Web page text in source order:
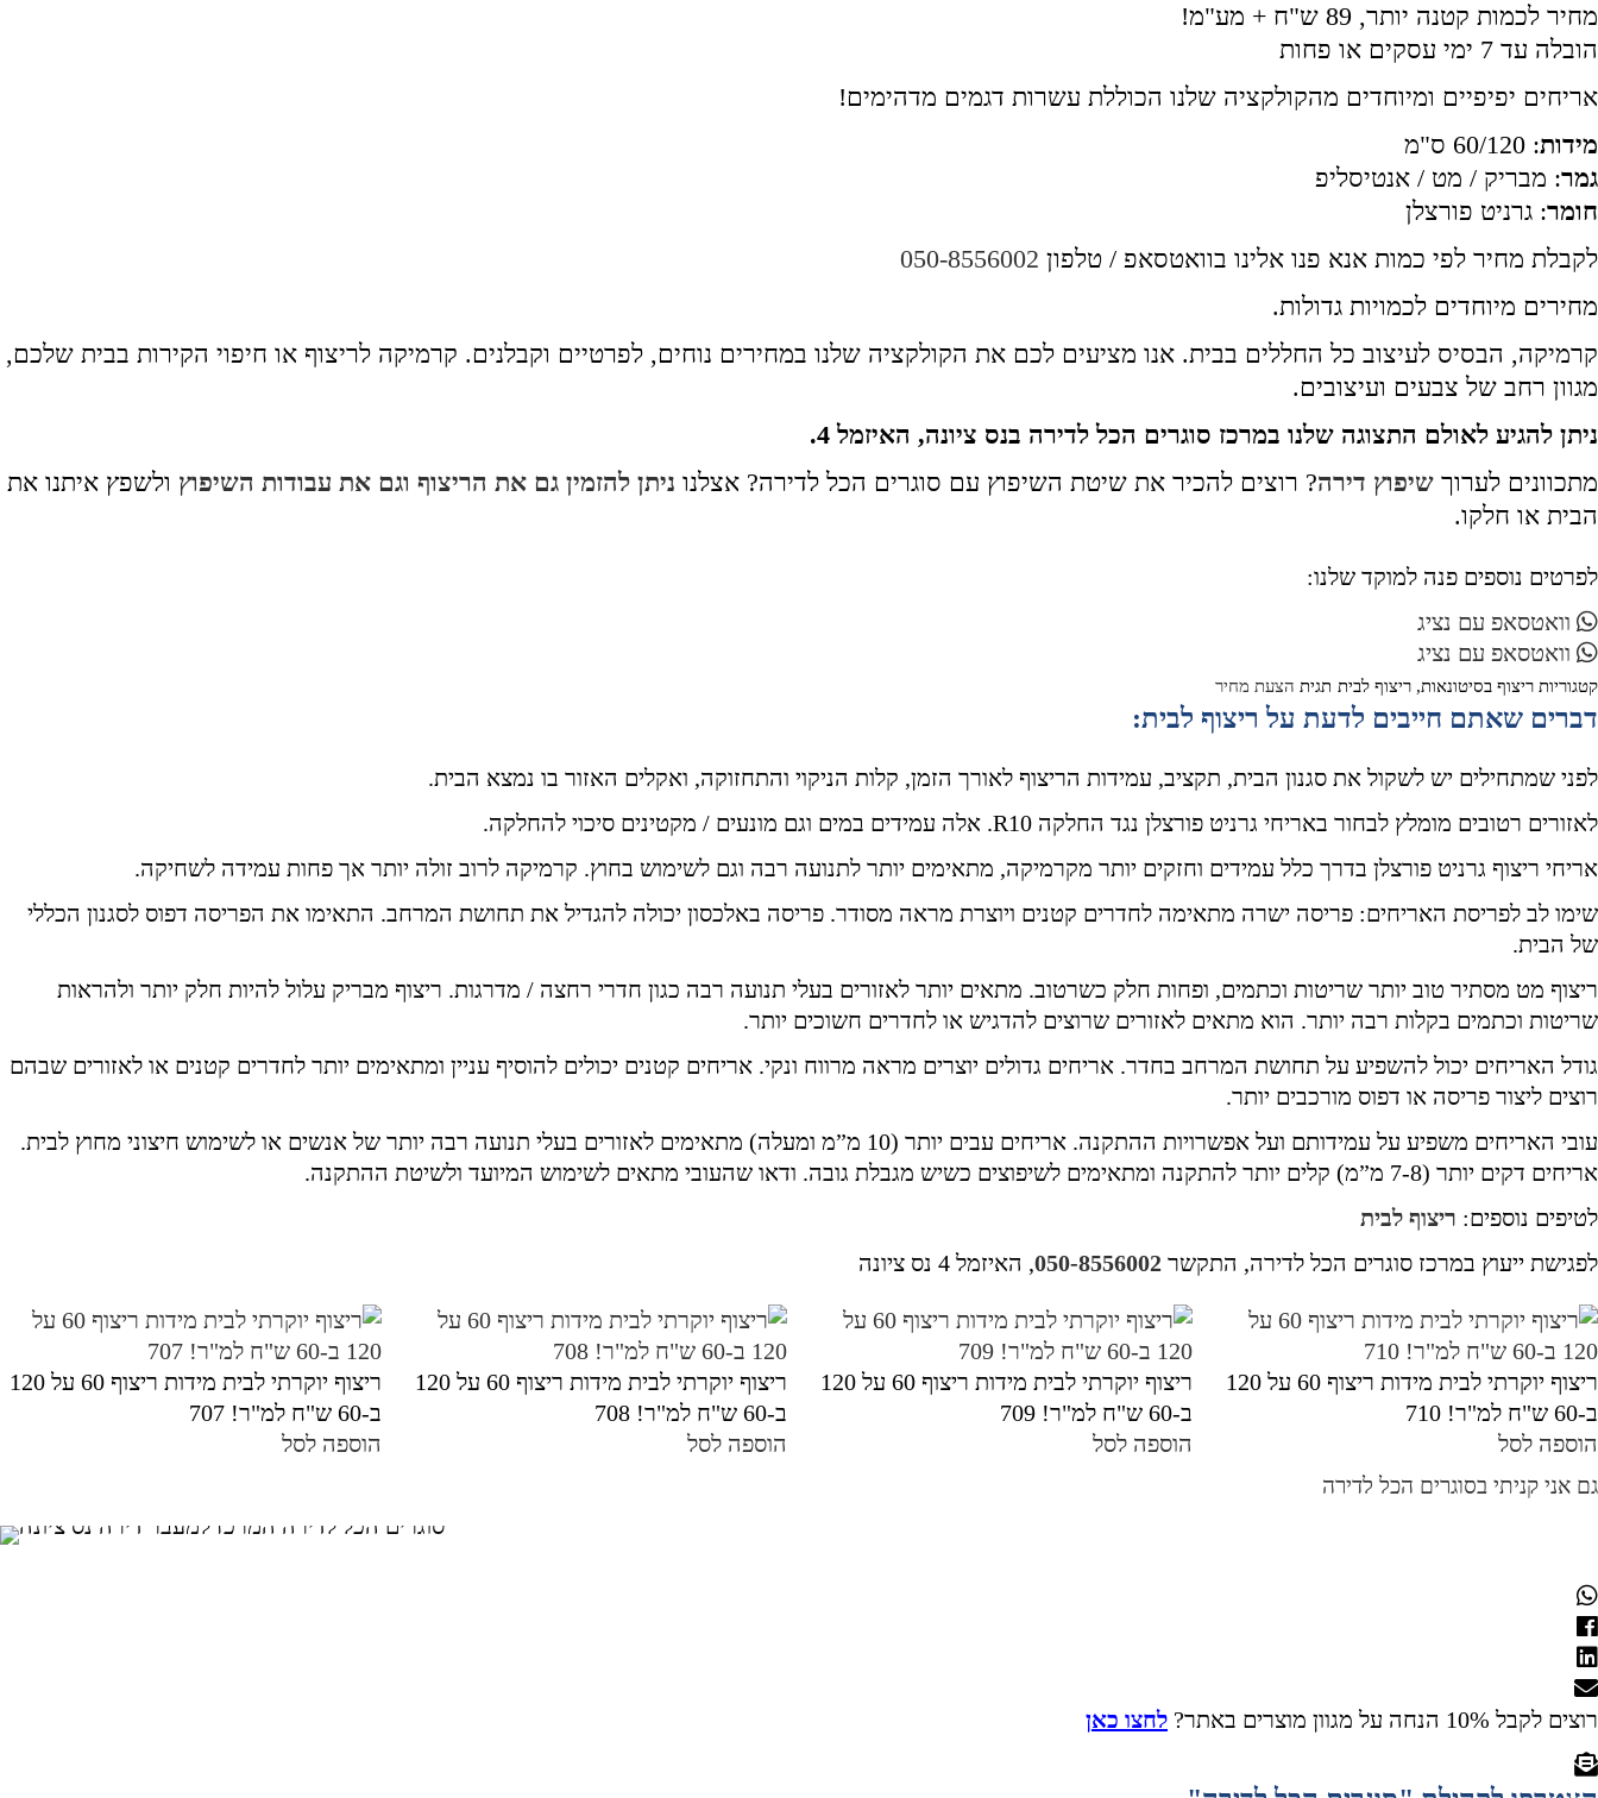
מחיר לכמות קטנה יותר, 89 ש"ח + מע"מ!
הובלה עד 7 ימי עסקים או פחות
אריחים יפיפיים ומיוחדים מהקולקציה שלנו הכוללת עשרות דגמים מדהימים!
מידות: 60/120 ס"מ
גמר: מבריק / מט / אנטיסליפ
חומר: גרניט פורצלן
לקבלת מחיר לפי כמות אנא פנו אלינו בוואטסאפ / טלפון 050-8556002
מחירים מיוחדים לכמויות גדולות.
קרמיקה, הבסיס לעיצוב כל החללים בבית. אנו מציעים לכם את הקולקציה שלנו במחירים נוחים, לפרטיים וקבלנים. קרמיקה לריצוף או חיפוי הקירות בבית שלכם,
מגוון רחב של צבעים ועיצובים.
ניתן להגיע לאולם התצוגה שלנו במרכז סוגרים הכל לדירה בנס ציונה, האיזמל 4.
מתכוונים לערוך שיפוץ דירה? רוצים להכיר את שיטת השיפוץ עם סוגרים הכל לדירה? אצלנו ניתן להזמין גם את הריצוף וגם את עבודות השיפוץ ולשפץ איתנו את
הבית או חלקו.
לפרטים נוספים פנה למוקד שלנו:
וואטסאפ עם נציג
וואטסאפ עם נציג
קטגוריות ריצוף בסיטונאות, ריצוף לבית תגית הצעת מחיר
דברים שאתם חייבים לדעת על ריצוף לבית:
לפני שמתחילים יש לשקול את סגנון הבית, תקציב, עמידות הריצוף לאורך הזמן, קלות הניקוי והתחזוקה, ואקלים האזור בו נמצא הבית.
לאזורים רטובים מומלץ לבחור באריחי גרניט פורצלן נגד החלקה R10. אלה עמידים במים וגם מונעים / מקטינים סיכוי להחלקה.
אריחי ריצוף גרניט פורצלן בדרך כלל עמידים וחזקים יותר מקרמיקה, מתאימים יותר לתנועה רבה וגם לשימוש בחוץ. קרמיקה לרוב זולה יותר אך פחות עמידה לשחיקה.
שימו לב לפריסת האריחים: פריסה ישרה מתאימה לחדרים קטנים ויוצרת מראה מסודר. פריסה באלכסון יכולה להגדיל את תחושת המרחב. התאימו את הפריסה דפוס לסגנון הכללי
של הבית.
ריצוף מט מסתיר טוב יותר שריטות וכתמים, ופחות חלק כשרטוב. מתאים יותר לאזורים בעלי תנועה רבה כגון חדרי רחצה / מדרגות. ריצוף מבריק עלול להיות חלק יותר ולהראות
שריטות וכתמים בקלות רבה יותר. הוא מתאים לאזורים שרוצים להדגיש או לחדרים חשוכים יותר.
גודל האריחים יכול להשפיע על תחושת המרחב בחדר. אריחים גדולים יוצרים מראה מרווח ונקי. אריחים קטנים יכולים להוסיף עניין ומתאימים יותר לחדרים קטנים או לאזורים שבהם
רוצים ליצור פריסה או דפוס מורכבים יותר.
עובי האריחים משפיע על עמידותם ועל אפשרויות ההתקנה. אריחים עבים יותר (10 מ”מ ומעלה) מתאימים לאזורים בעלי תנועה רבה יותר של אנשים או לשימוש חיצוני מחוץ לבית.
אריחים דקים יותר (7-8 מ”מ) קלים יותר להתקנה ומתאימים לשיפוצים כשיש מגבלת גובה. ודאו שהעובי מתאים לשימוש המיועד ולשיטת ההתקנה.
לטיפים נוספים: ריצוף לבית
לפגישת ייעוץ במרכז סוגרים הכל לדירה, התקשר 050-8556002, האיזמל 4 נס ציונה
ריצוף יוקרתי לבית מידות ריצוף 60 על 120
ב-60 ש"ח למ"ר! 710
הוספה לסל
ריצוף יוקרתי לבית מידות ריצוף 60 על 120
ב-60 ש"ח למ"ר! 709
הוספה לסל
ריצוף יוקרתי לבית מידות ריצוף 60 על 120
ב-60 ש"ח למ"ר! 708
הוספה לסל
ריצוף יוקרתי לבית מידות ריצוף 60 על 120
ב-60 ש"ח למ"ר! 707
הוספה לסל
גם אני קניתי בסוגרים הכל לדירה
רוצים לקבל 10% הנחה על מגוון מוצרים באתר? לחצו כאן